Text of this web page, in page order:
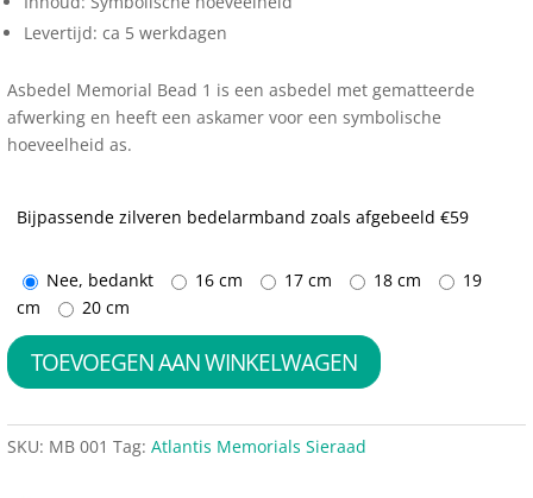
Levertijd: ca 5 werkdagen
Asbedel Memorial Bead 1 is een asbedel met gematteerde
afwerking en heeft een askamer voor een symbolische
hoeveelheid as.
Bijpassende zilveren bedelarmband zoals afgebeeld €59
Nee, bedankt 16 cm 17 cm 18 cm
19
cm
20 cm
TOEVOEGEN AAN WINKELWAGEN
SKU: MB 001 Tag: Atlantis Memorials Sieraad